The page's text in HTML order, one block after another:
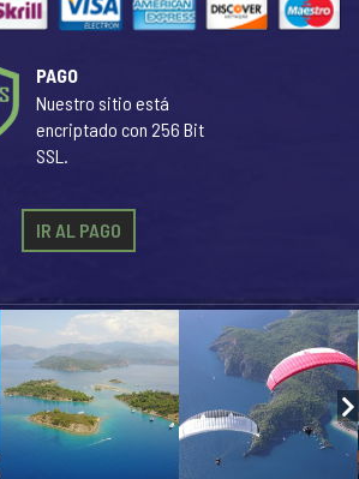
PAGO
Nuestro sitio está
encriptado con 256 Bit
SSL.
IR AL PAGO